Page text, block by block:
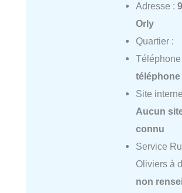
Adresse :
Orly
Quartier :
Téléphone
Site
Aucun
connu
Service
Oliviers à
non